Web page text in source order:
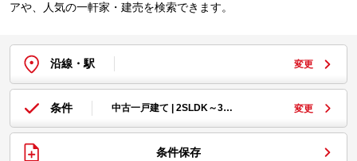
アや、人気の一軒家・建売を検索できます。
沿線・駅 変更
条件 中古一戸建て | 2SLDK～3… 変更
条件保存